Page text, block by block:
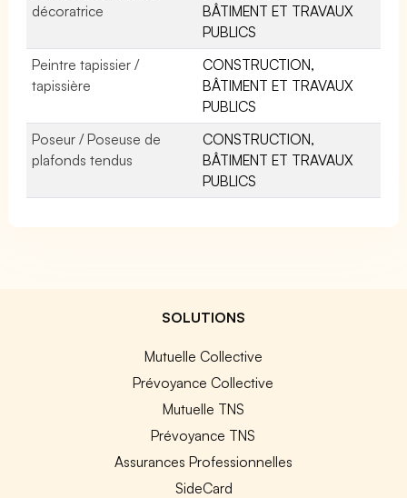
décoratrice
BÂTIMENT ET TRAVAUX
PUBLICS
Peintre tapissier /
tapissière
CONSTRUCTION,
BÂTIMENT ET TRAVAUX
PUBLICS
Poseur / Poseuse de
plafonds tendus
CONSTRUCTION,
BÂTIMENT ET TRAVAUX
PUBLICS
SOLUTIONS
Mutuelle Collective
Prévoyance Collective
Mutuelle TNS
Prévoyance TNS
Assurances Professionnelles
SideCard